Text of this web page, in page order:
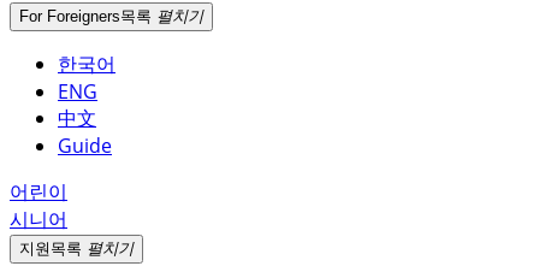
For Foreigners목록 펼치기
한국어
ENG
中文
Guide
어린이
시니어
지원 목록 펼치기